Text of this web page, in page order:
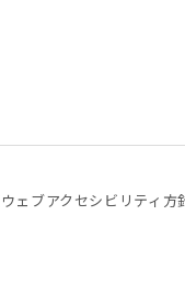
ウェブアクセシビリティ方